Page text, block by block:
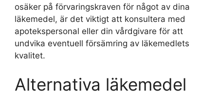
osäker på förvaringskraven för något av dina
läkemedel, är det viktigt att konsultera med
apotekspersonal eller din vårdgivare för att
undvika eventuell försämring av läkemedlets
kvalitet.
Alternativa läkemedel